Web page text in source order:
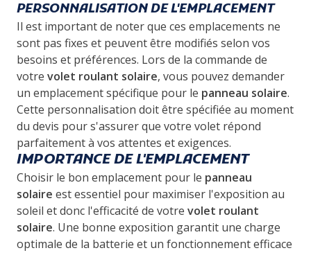
PERSONNALISATION DE L'EMPLACEMENT
Il est important de noter que ces emplacements ne
sont pas fixes et peuvent être modifiés selon vos
besoins et préférences. Lors de la commande de
votre volet roulant solaire, vous pouvez demander
un emplacement spécifique pour le panneau solaire.
Cette personnalisation doit être spécifiée au moment
du devis pour s'assurer que votre volet répond
parfaitement à vos attentes et exigences.
IMPORTANCE DE L'EMPLACEMENT
Choisir le bon emplacement pour le panneau
solaire est essentiel pour maximiser l'exposition au
soleil et donc l'efficacité de votre volet roulant
solaire. Une bonne exposition garantit une charge
optimale de la batterie et un fonctionnement efficace